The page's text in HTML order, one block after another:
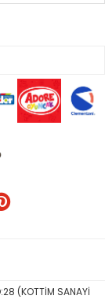
(KOTTİM SANAYİ